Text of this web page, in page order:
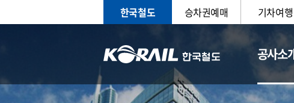
한국철도 승차권예매 기차여행
공사소